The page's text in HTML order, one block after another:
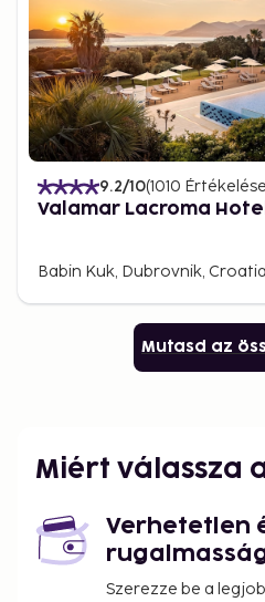
9.2/10(1010
Valamar Lacroma Hotel
Babin Kuk, Dubrovnik, Croatia
Mutasd az
Miért válassza
Verhetetlen
Szerezze be a